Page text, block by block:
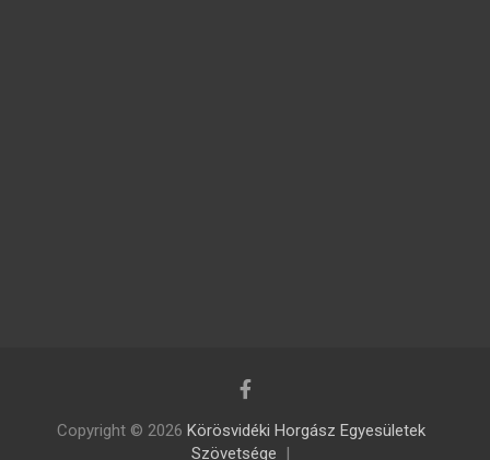
Copyright © 2026 Körösvidéki Horgász Egyesületek
Szövetsége